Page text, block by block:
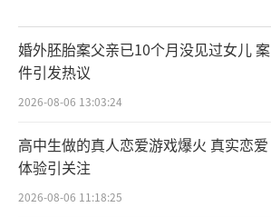
婚外胚胎案父亲已10个月没见过女儿 案
件引发热议
2026-08-06 13:03:24
高中生做的真人恋爱游戏爆火 真实恋爱
体验引关注
2026-08-06 11:18:25